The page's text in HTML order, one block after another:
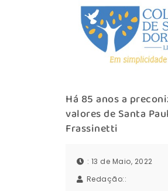
Há 85 anos a
valores de Santa
Frassinetti
: 13 de Maio, 2022
Redação::